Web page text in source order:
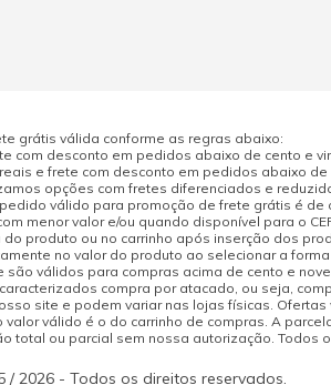
grátis válida conforme as regras abaixo:
com desconto em pedidos abaixo de cento e
e frete com desconto em pedidos abaixo
opções com fretes diferenciados e
válido para promoção de frete grátis é de
menor valor e/ou quando disponível para o
produto ou no carrinho após inserção dos
no valor do produto ao selecionar a
válidos para compras acima de cento e
compra por atacado, ou seja,
site e podem variar nas lojas físicas.
válido é o do carrinho de compras. A
ou parcial sem nossa autorização. Todos
/ 2026 - Todos os direitos reservados.